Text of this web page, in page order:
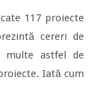
117 proiecte
cereri de
multe astfel de
Iată cum